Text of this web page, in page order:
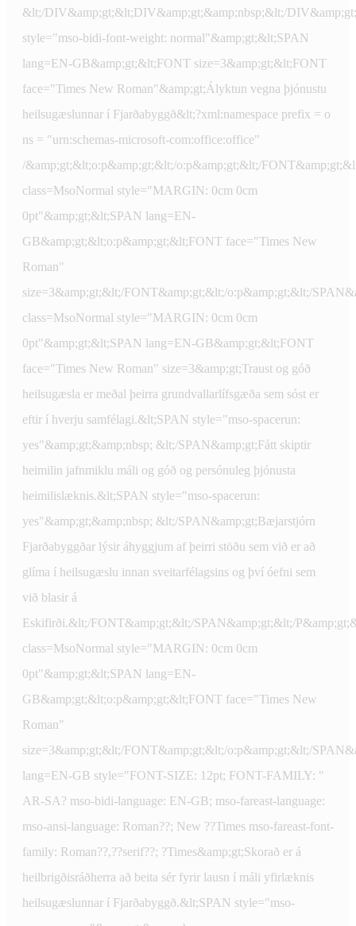
&lt;/DIV&amp;gt;&lt;DIV&amp;gt;&amp;nbsp;&lt;/
style="mso-bidi-font-weight: normal"&amp;gt;&lt;SPAN
lang=EN-GB&amp;gt;&lt;FONT size=3&amp;gt;&lt;FONT
face="Times New Roman"&amp;gt;Ályktun vegna þjónustu
heilsugæslunnar í Fjarðabyggð&lt;?xml:namespace prefix = o
ns = "urn:schemas-microsoft-com:office:office"
/&amp;gt;&lt;o:p&amp;gt;&lt;/o:p&amp;gt;&lt;/
class=MsoNormal style="MARGIN: 0cm 0cm
0pt"&amp;gt;&lt;SPAN lang=EN-
GB&amp;gt;&lt;o:p&amp;gt;&lt;FONT face="Times New
Roman"
size=3&amp;gt;&lt;/FONT&amp;gt;&lt;/o:p&amp;gt;&lt;/
class=MsoNormal style="MARGIN: 0cm 0cm
0pt"&amp;gt;&lt;SPAN lang=EN-GB&amp;gt;&lt;FONT
face="Times New Roman" size=3&amp;gt;Traust og góð
heilsugæsla er meðal þeirra grundvallarlífsgæða sem sóst er
eftir í hverju samfélagi.&lt;SPAN style="mso-spacerun:
yes"&amp;gt;&amp;nbsp; &lt;/SPAN&amp;gt;Fátt skiptir
heimilin jafnmiklu máli og góð og persónuleg þjónusta
heimilislæknis.&lt;SPAN style="mso-spacerun:
yes"&amp;gt;&amp;nbsp; &lt;/SPAN&amp;gt;Bæjarstjórn
Fjarðabyggðar lýsir áhyggjum af þeirri stöðu sem við er að
glíma í heilsugæslu innan sveitarfélagsins og því óefni sem
við blasir á
Eskifirði.&lt;/FONT&amp;gt;&lt;/SPAN&amp;gt;&lt;/
class=MsoNormal style="MARGIN: 0cm 0cm
0pt"&amp;gt;&lt;SPAN lang=EN-
GB&amp;gt;&lt;o:p&amp;gt;&lt;FONT face="Times New
Roman"
size=3&amp;gt;&lt;/FONT&amp;gt;&lt;/o:p&amp;gt;&lt;/
lang=EN-GB style="FONT-SIZE: 12pt; FONT-FAMILY: "
AR-SA? mso-bidi-language: EN-GB; mso-fareast-language:
mso-ansi-language: Roman??; New ??Times mso-fareast-font-
family: Roman??,??serif??; ?Times&amp;gt;Skorað er á
heilbrigðisráðherra að beita sér fyrir lausn í máli yfirlæknis
heilsugæslunnar í Fjarðabyggð.&lt;SPAN style="mso-